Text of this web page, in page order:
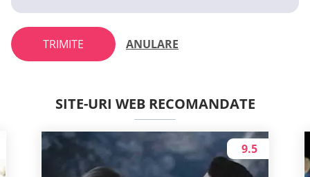
TRIMITE ANULARE
SITE-URI WEB RECOMANDATE
9.5